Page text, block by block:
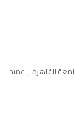
القاهرة _ عميد